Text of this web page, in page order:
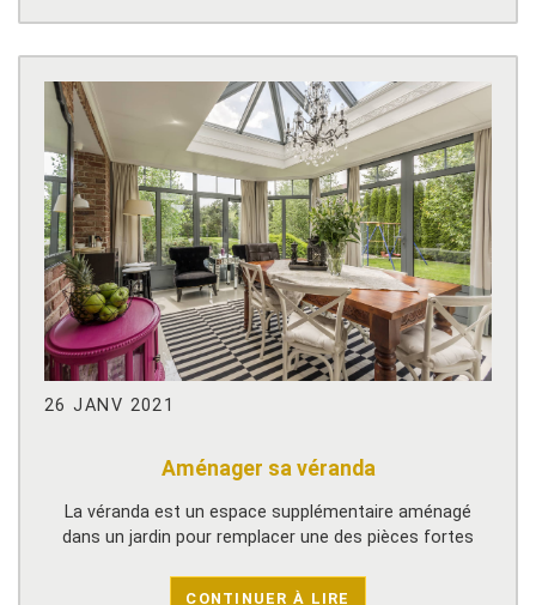
26 JANV 2021
Aménager sa véranda
La véranda est un espace supplémentaire aménagé
dans un jardin pour remplacer une des pièces fortes
CONTINUER À LIRE